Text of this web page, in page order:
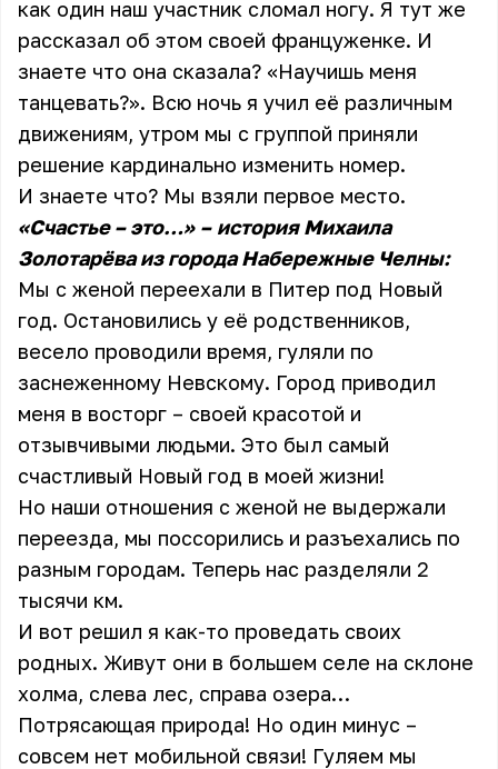
как один наш участник сломал ногу. Я тут же
рассказал об этом своей француженке. И
знаете что она сказала? «Научишь меня
танцевать?». Всю ночь я учил её различным
движениям, утром мы с группой приняли
решение кардинально изменить номер.
И знаете что? Мы взяли первое место.
«Счастье – это…» – история Михаила
Золотарёва из города Набережные Челны:
Мы с женой переехали в Питер под Новый
год. Остановились у её родственников,
весело проводили время, гуляли по
заснеженному Невскому. Город приводил
меня в восторг – своей красотой и
отзывчивыми людьми. Это был самый
счастливый Новый год в моей жизни!
Но наши отношения с женой не выдержали
переезда, мы поссорились и разъехались по
разным городам. Теперь нас разделяли 2
тысячи км.
И вот решил я как-то проведать своих
родных. Живут они в большем селе на склоне
холма, слева лес, справа озера…
Потрясающая природа! Но один минус –
совсем нет мобильной связи! Гуляем мы